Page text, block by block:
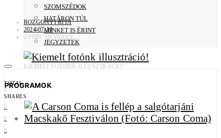
SZOMSZÉDOK
HATÁRON TÚL
MINKET IS ÉRINT
JEGYZETEK
PROGRAMOK
ROZGONYI RITA
2024-07-10
2 PERC OLVASÁS
KIEMELT FOTÓNK ILLUSZTRÁCIÓ!
TOTAL
0
SHARES
0
0
0